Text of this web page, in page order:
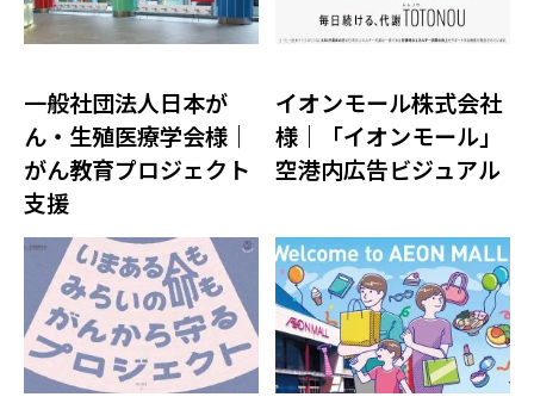
一般社団法人日本が
ん・生殖医療学会様｜
がん教育プロジェクト
支援
イオンモール株式会社
様｜「イオンモール」
空港内広告ビジュアル